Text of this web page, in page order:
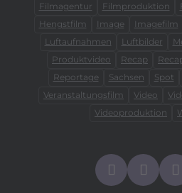
Filmagentur
Filmproduktion
Hengstfilm
Image Imagefilm
Luftaufnahmen
Luftbilder
Produktvideo
Recap
Reportage
Sachsen Spot
Veranstaltungsfilm
Video
Videoproduktion